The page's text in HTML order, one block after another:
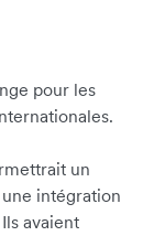
pour les
un
intégration
avaient